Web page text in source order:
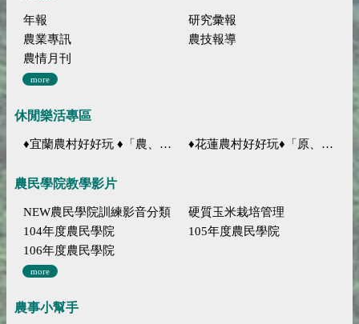
年報
研究彙報
農業專訊
農技報導
農情月刊
more
休閒樂活專區
♦宜蘭農村好好玩 ♦「農、藝、山、水」四條遊程推薦 ♦花蓮農村好好玩♦「原、生、慢、活」四條遊程推薦
農民學院教學影片
NEW農民學院訓練影音分類
硬質玉米栽培管理
104年度農民學院
105年度農民學院
106年度農民學院
more
農事小幫手